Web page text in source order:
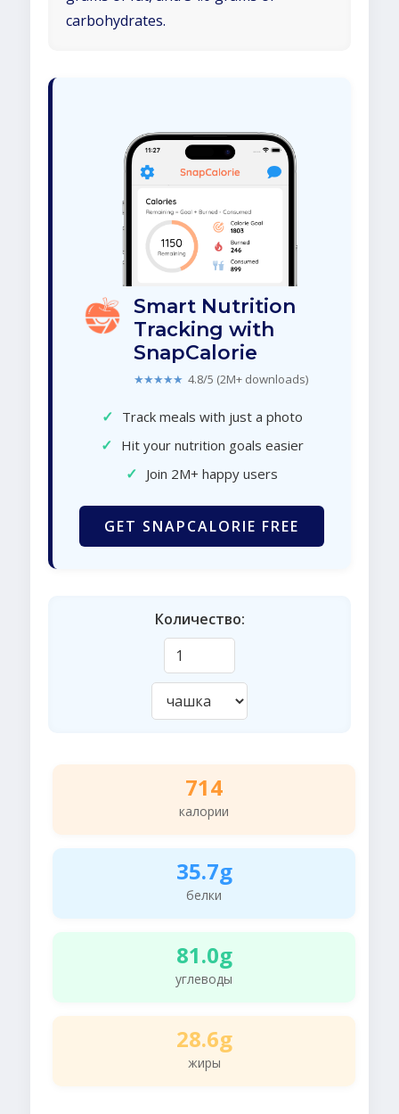
carbohydrates.
Smart Nutrition
Tracking with
SnapCalorie
★★★★★ 4.8/5 (2M+ downloads)
✓ Track meals with just a photo
✓ Hit your nutrition goals easier
✓ Join 2M+ happy users
GET SNAPCALORIE FREE
Количество:
714
калории
35.7g
белки
81.0g
углеводы
28.6g
жиры